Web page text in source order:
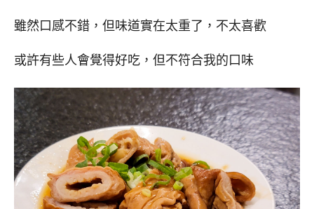
雖然口感不錯，但味道實在太重了，不太喜歡
或許有些人會覺得好吃，但不符合我的口味